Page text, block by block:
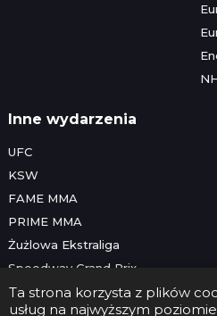
Ta strona korzysta z plików
usług na najwyższym
Inne wydarzenia
UFC
KSW
FAME MMA
PRIME MMA
Żużlowa Ekstraliga
Speedway Grand Prix
Skoki narciarskie